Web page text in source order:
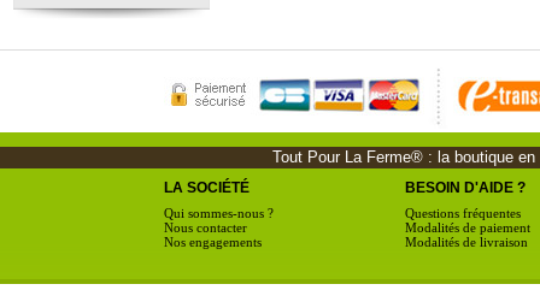
Tout Pour La Ferme® : la boutique
LA SOCIÉTÉ
Qui sommes-nous ?
Nous contacter
Nos engagements
BESOIN D'AIDE ?
Questions fréquentes
Modalités de paiement
Modalités de livraison